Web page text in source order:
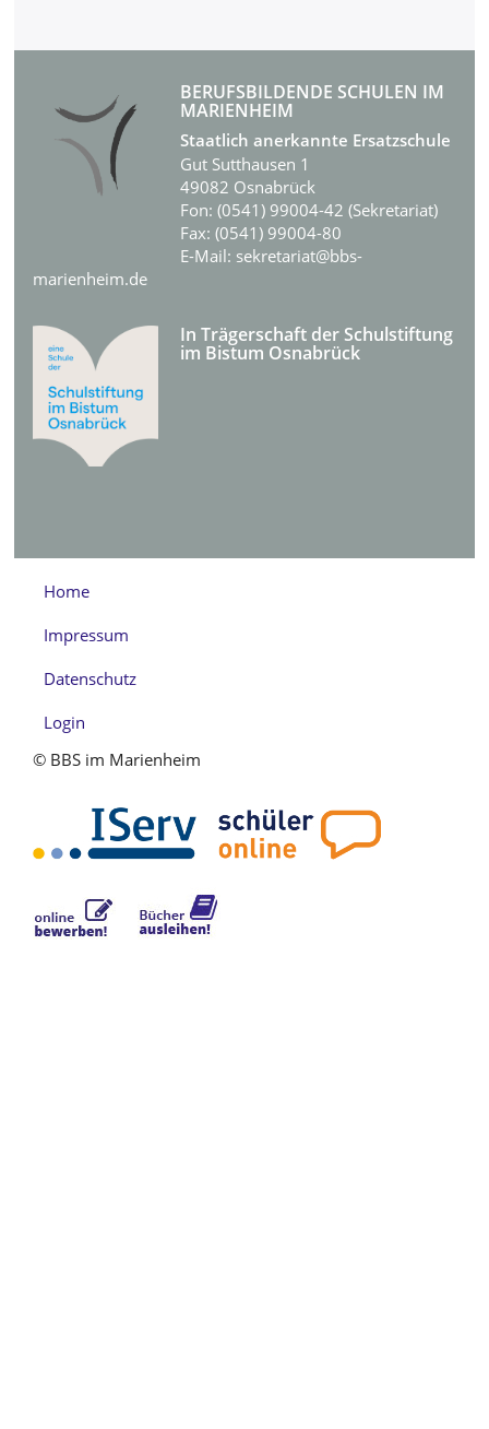
BERUFSBILDENDE SCHULEN IM
MARIENHEIM
Staatlich anerkannte Ersatzschule
Gut Sutthausen 1
49082 Osnabrück
Fon: (0541) 99004-42 (Sekretariat)
Fax: (0541) 99004-80
E-Mail: sekretariat@bbs-
marienheim.de
In Trägerschaft der Schulstiftung
im Bistum Osnabrück
Home
Impressum
Datenschutz
Login
© BBS im Marienheim